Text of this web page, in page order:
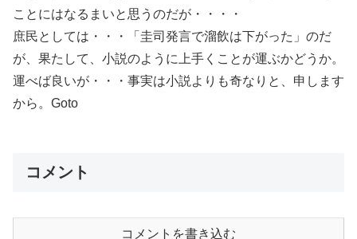
ことにはなるまいと思うのだが・・・・
庶民としては・・・「圭司発言で溜飲は下がった」のだ
が、果たして、小説のように上手くことが運ぶかどうか。
運べば良いが・・・事実は小説よりも奇なりと、申します
から。Goto
コメント
コメントを書き込む